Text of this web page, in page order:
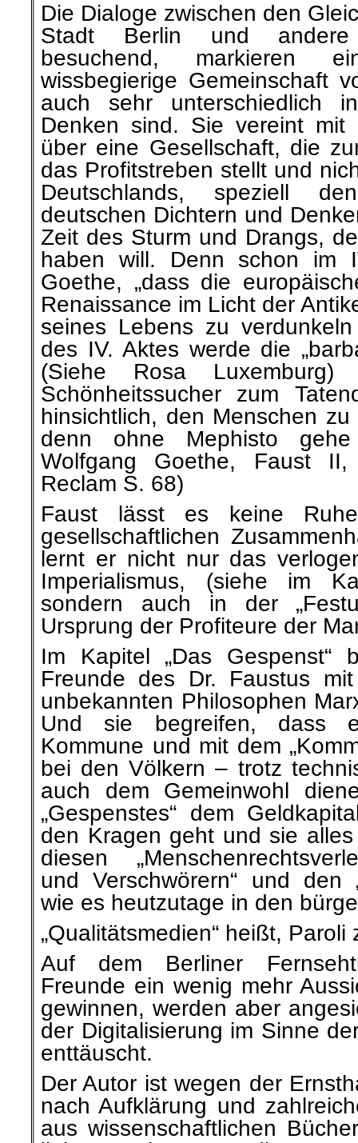
Die Dialoge zwischen den
Stadt Berlin und andere
besuchend, markieren
wissbegierige Gemeinschaft
auch sehr unterschiedlich
Denken sind. Sie vereint mit
über eine Gesellschaft, die
das Profitstreben stellt und
Deutschlands, speziell
deutschen Dichtern und
Zeit des Sturm und Drangs,
haben will. Denn schon im
Goethe, „dass die
Renaissance im Licht der
seines Lebens zu
des IV. Aktes werde die
(Siehe Rosa
Schönheitssucher zum
hinsichtlich, den Menschen
denn ohne Mephisto
Wolfgang Goethe, Faust II,
Reclam S. 68)
Faust lässt es keine
gesellschaftlichen
lernt er nicht nur das
Imperialismus, (siehe im
sondern auch in der
Ursprung der Profiteure der
Im Kapitel „Das Gespenst“
Freunde des Dr. Faustus
unbekannten Philosophen
Und sie begreifen, dass
Kommune und mit dem
bei den Völkern – trotz
auch dem Gemeinwohl
„Gespenstes“ dem
den Kragen geht und sie
diesen
und Verschwörern“ und den
wie es heutzutage in den
„Qualitätsmedien“ heißt, Paroli
Auf dem Berliner
Freunde ein wenig mehr
gewinnen, werden aber
der Digitalisierung im Sinne
enttäuscht.
Der Autor ist wegen der
nach Aufklärung und
aus wissenschaftlichen